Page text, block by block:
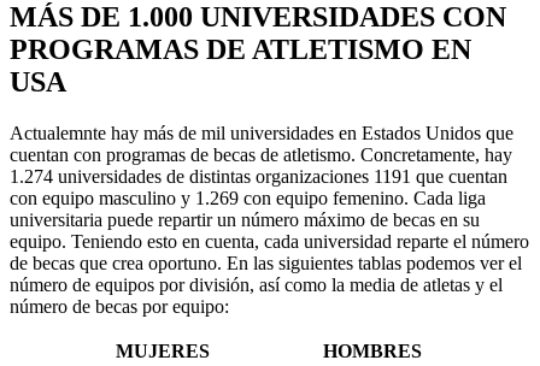
MÁS DE 1.000 UNIVERSIDADES CON
PROGRAMAS DE ATLETISMO EN
USA
Actualemnte hay más de mil universidades en Estados Unidos que
cuentan con programas de becas de atletismo. Concretamente, hay
1.274 universidades de distintas organizaciones 1191 que cuentan
con equipo masculino y 1.269 con equipo femenino. Cada liga
universitaria puede repartir un número máximo de becas en su
equipo. Teniendo esto en cuenta, cada universidad reparte el número
de becas que crea oportuno. En las siguientes tablas podemos ver el
número de equipos por división, así como la media de atletas y el
número de becas por equipo:
MUJERES
HOMBRES